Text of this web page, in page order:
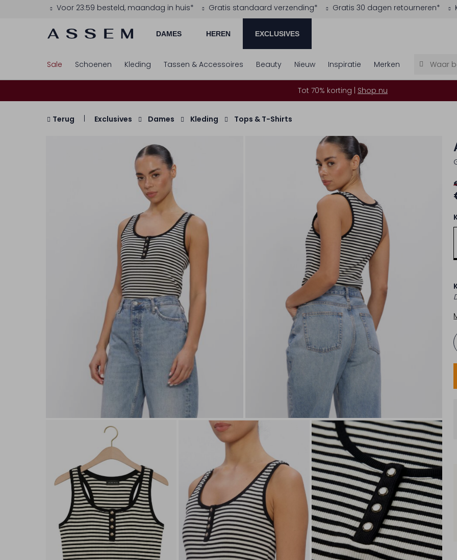
Voor 23:59 besteld, maandag in huis* Gratis standaard verzending* Gratis 30 dagen retourneren*
DAMES HEREN EXCLUSIVES
Sale Schoenen Kleding Tassen & Accessoires Beauty Nieuw Inspiratie Merken
Tot 70% korting | Shop nu
Terug Exclusives Dames Kleding Tops & T-Shirts